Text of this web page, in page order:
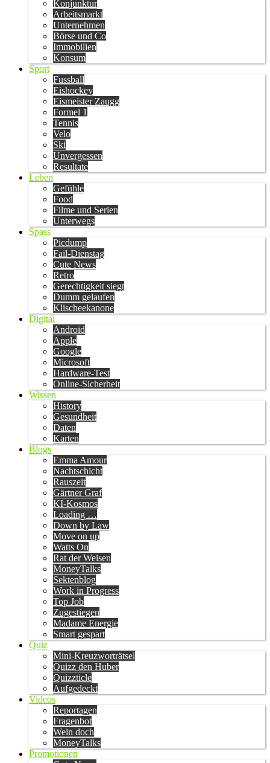
Konjunktur
Arbeitsmarkt
Unternehmen
Börse und Co
Immobilien
Konsum
Sport
Fussball
Eishockey
Eismeister Zaugg
Formel 1
Tennis
Velo
Ski
Unvergessen
Resultate
Leben
Gefühle
Food
Filme und Serien
Unterwegs
Spass
Picdump
Fail-Dienstag
Cute News
Retro
Gerechtigkeit siegt
Dumm gelaufen
Klischeekanone
Digital
Android
Apple
Google
Microsoft
Hardware-Test
Online-Sicherheit
Wissen
History
Gesundheit
Daten
Karten
Blogs
Emma Amour
Nachtschicht
Rauszeit
Gärtner Graf
KI-Kosmos
Loading …
Down by Law
Move on up
Watts On
Rat der Weisen
MoneyTalks
Sektenblog
Work in Progress
Top Job
Zugestiegen
Madame Energie
Smart gespart
Quiz
Mini-Kreuzworträtsel
Quizz den Huber
Quizzticle
Aufgedeckt
Videos
Reportagen
Fragenbot
Wein doch
MoneyTalks
Promotionen